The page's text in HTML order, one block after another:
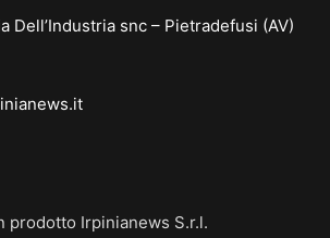
Dell’Industria snc – Pietradefusi (AV)
prodotto Irpinianews S.r.l.